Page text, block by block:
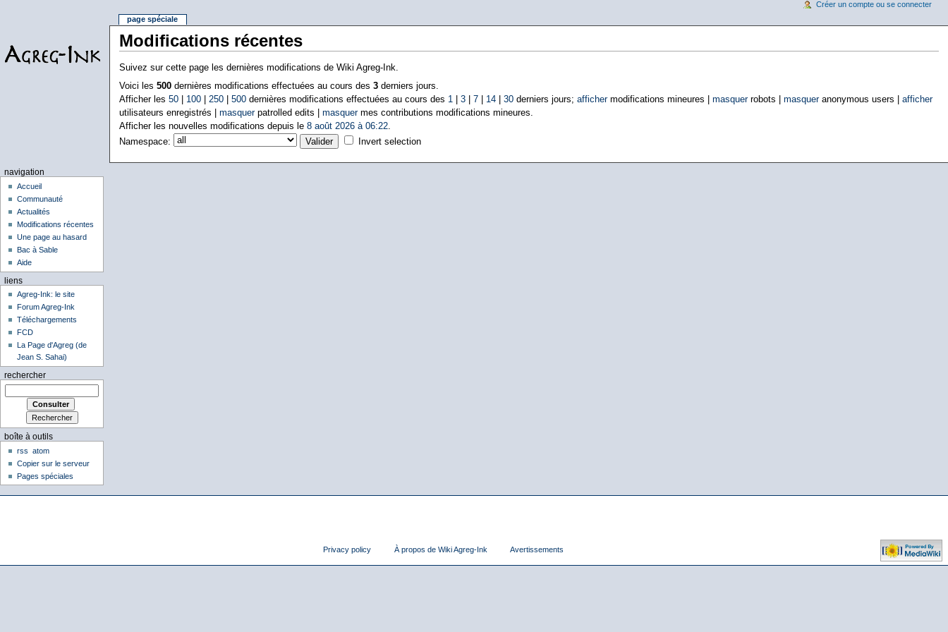
Modifications récentes
Suivez sur cette page les dernières modifications de Wiki Agreg-Ink.
Voici les 500dernières modifications effectuées au cours des 3derniers jours.
Afficher les 50| 100| 250| 500dernières modifications effectuées au cours des 1 3| 7| 14| 30derniers jours; affichermodifications mineures | masquerrobots | masqueranonymous users | afficher
utilisateurs enregistrés | masquerpatrolled edits | masquermes contributions modifications mineures.
Afficher les nouvelles modifications depuis le 8 août 2026 à 06:22.
Namespace:
Invert selection
page spéciale
Créer un compte ou se connecter
navigation
Accueil
Communauté
Actualités
Modifications récentes
Une page au hasard
Bac à Sable
Aide
liens
Agreg-Ink: le site
Forum Agreg-Ink
Téléchargements
FCD
La Page d'Agreg (de
Jean S. Sahai)
rechercher
boîte à outils
rss
atom
Copier sur le serveur
Pages spéciales
Privacy policy À propos de Wiki Agreg-Ink Avertissements